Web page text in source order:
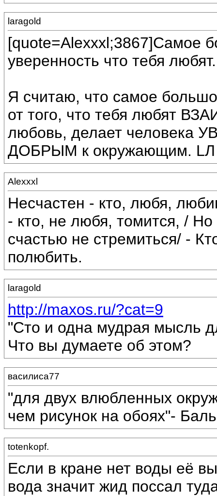
laragold
[quote=Alexxxl;3867]Самое
уверенность что тебя любят.
Я считаю, что самое
от того, что тебя любят
любовь, делает человека
ДОБРЫМ к окружающим. LЛ
Alexxxl
Несчастен - кто, любя,
- кто, не любя, томится, / Но
счастью не стремиться/ -
полюбить.
laragold
http://maxos.ru/?cat=9
"Сто и одна мудрая мысль
Что вы думаете об этом?
василиса77
"для двух влюбленных
чем рисунок на обоях"-
totenkopf.
Если в кране нет воды её
вода значит жид поссал